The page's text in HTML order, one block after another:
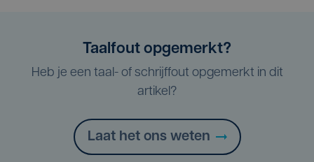
Taalfout opgemerkt?
Heb je een taal- of schrijffout opgemerkt in dit
artikel?
Laat het ons weten